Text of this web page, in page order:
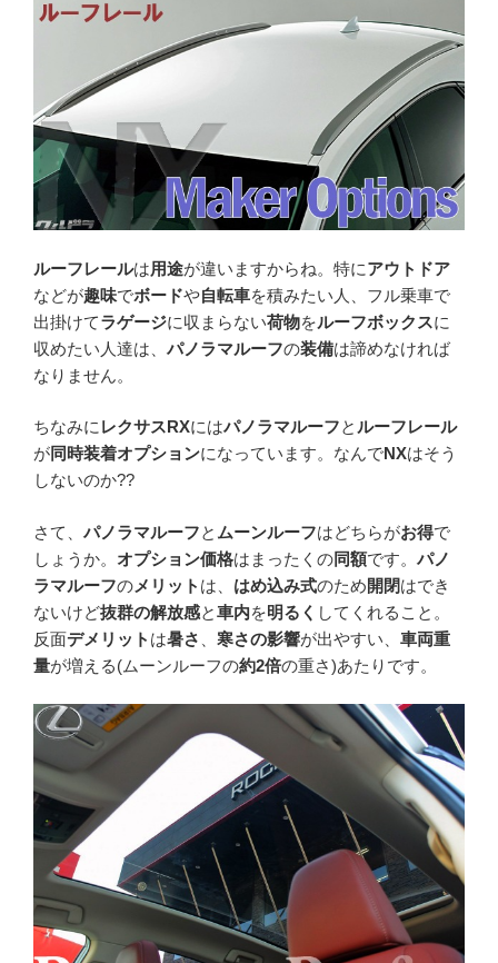
ルーフレールは用途が違いますからね。特にアウトドア
などが趣味でボードや自転車を積みたい人、フル乗車で
出掛けてラゲージに収まらない荷物をルーフボックスに
収めたい人達は、 パノラマルーフの装備は諦めなければ
なりません。
ちなみに レクサスRXにはパノラマルーフと ルーフレール
が同時装着オプションになっています。なんでNXはそう
しないのか??
さて、 パノラマルーフと ムーンルーフはどちらがお得で
しょうか。 オプション価格はまったくの同額です。 パノ
ラマルーフのメリット は、 はめ込み式のため開閉はでき
ないけど抜群の解放感と車内を明るく してくれること。
反面デメリット は暑さ 寒さの影響が出やすい、 車両重
量が増える(ムーンルーフの約2倍の重さ)あたりです。